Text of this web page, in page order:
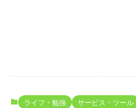
ライフ・勉強 サービス・ツール